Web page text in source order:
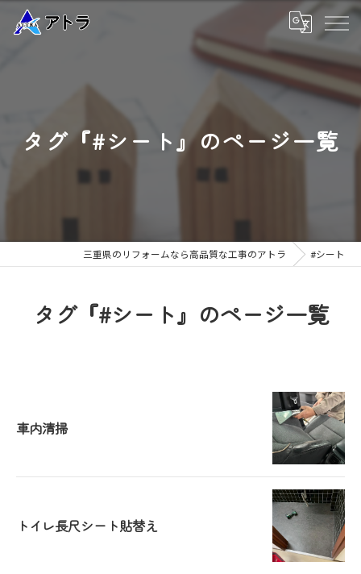
タグ『#シート』のページ一覧
三重県のリフォームなら高品質な工事のアトラ #シート
タグ『#シート』のページ一覧
車内清掃
トイレ長尺シート貼替え